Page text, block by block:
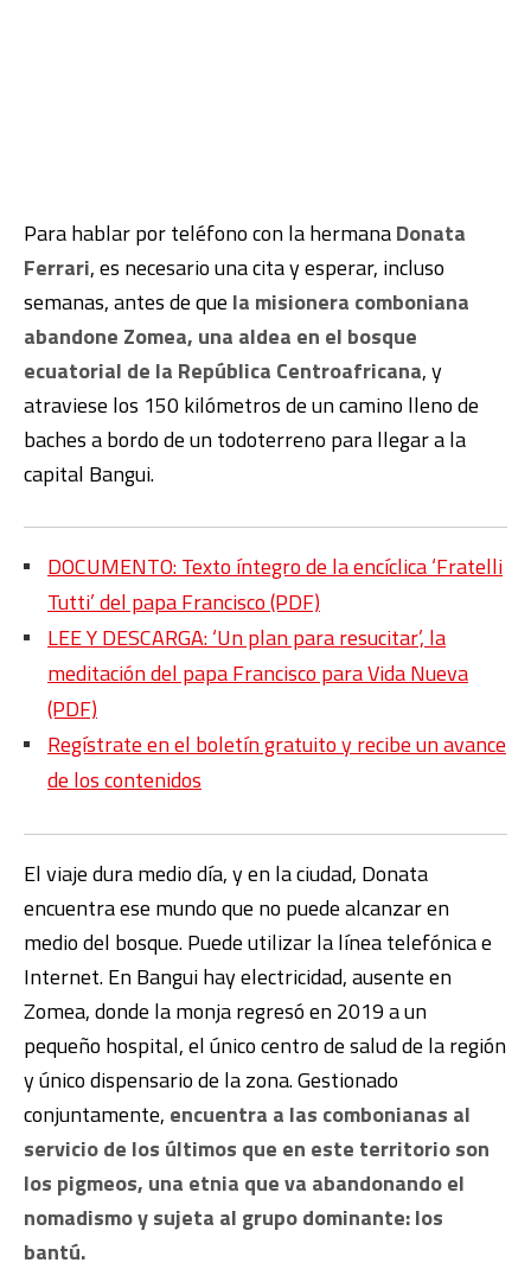
Para hablar por teléfono con la hermanaDonata
Ferrari, es necesario una cita y esperar, incluso
semanas, antes de que la misionera comboniana
abandone Zomea, una aldea en el bosque
ecuatorial de la República Centroafricana, y
atraviese los 150 kilómetros de un camino lleno de
baches a bordo de un todoterreno para llegar a la
capital Bangui.
DOCUMENTO: Texto íntegro de la encíclica ‘Fratelli
Tutti’ del papa Francisco (PDF)
LEE Y DESCARGA: ‘Un plan para resucitar’, la
meditación del papa Francisco para Vida Nueva
(PDF)
Regístrate en el boletín gratuito y recibe un avance
de los contenidos
El viaje dura medio día, y en la ciudad, Donata
encuentra ese mundo que no puede alcanzar en
medio del bosque. Puede utilizar la línea telefónica e
Internet. En Bangui hay electricidad, ausente en
Zomea, donde la monja regresó en 2019 a un
pequeño hospital, el único centro de salud de la región
y único dispensario de la zona. Gestionado
conjuntamente, encuentra a las combonianas al
servicio de los últimos que en este territorio son
los pigmeos, una etnia que va abandonando el
nomadismo y sujeta al grupo dominante: los
bantú.